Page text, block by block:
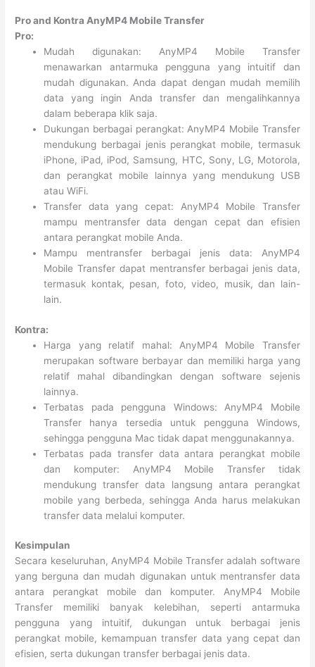
Pro and Kontra AnyMP4 Mobile Transfer
Pro:
Mudah digunakan: AnyMP4 Mobile Transfer
menawarkan antarmuka pengguna yang intuitif dan
mudah digunakan. Anda dapat dengan mudah memilih
data yang ingin Anda transfer dan mengalihkannya
dalam beberapa klik saja.
Dukungan berbagai perangkat: AnyMP4 Mobile Transfer
mendukung berbagai jenis perangkat mobile, termasuk
iPhone, iPad, iPod, Samsung, HTC, Sony, LG, Motorola,
dan perangkat mobile lainnya yang mendukung USB
atau WiFi.
Transfer data yang cepat: AnyMP4 Mobile Transfer
mampu mentransfer data dengan cepat dan efisien
antara perangkat mobile Anda.
Mampu mentransfer berbagai jenis data: AnyMP4
Mobile Transfer dapat mentransfer berbagai jenis data,
termasuk kontak, pesan, foto, video, musik, dan lain-
lain.
Kontra:
Harga yang relatif mahal: AnyMP4 Mobile Transfer
merupakan software berbayar dan memiliki harga yang
relatif mahal dibandingkan dengan software sejenis
lainnya.
Terbatas pada pengguna Windows: AnyMP4 Mobile
Transfer hanya tersedia untuk pengguna Windows,
sehingga pengguna Mac tidak dapat menggunakannya.
Terbatas pada transfer data antara perangkat mobile
dan komputer: AnyMP4 Mobile Transfer tidak
mendukung transfer data langsung antara perangkat
mobile yang berbeda, sehingga Anda harus melakukan
transfer data melalui komputer.
Kesimpulan
Secara keseluruhan, AnyMP4 Mobile Transfer adalah software
yang berguna dan mudah digunakan untuk mentransfer data
antara perangkat mobile dan komputer. AnyMP4 Mobile
Transfer memiliki banyak kelebihan, seperti antarmuka
pengguna yang intuitif, dukungan untuk berbagai jenis
perangkat mobile, kemampuan transfer data yang cepat dan
efisien, serta dukungan transfer berbagai jenis data.